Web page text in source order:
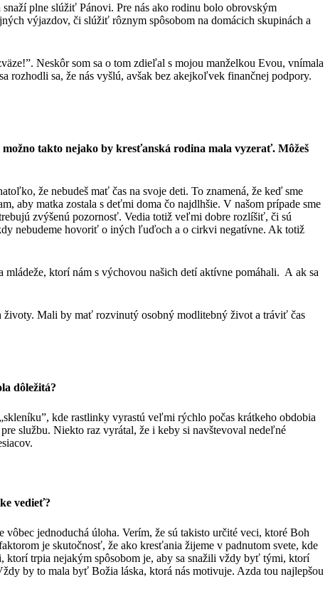
plne slúžiť Pánovi. Pre nás ako rodinu bolo obrovským
výjazdov, či slúžiť rôznym spôsobom na domácich skupinách a
Neskôr som sa o tom zdieľal s mojou manželkou Evou, vnímala
rozhodli sa, že nás vyšlú, avšak bez akejkoľvek finančnej podpory.
takto nejako by kresťanská rodina mala vyzerať. Môžeš
že nebudeš mať čas na svoje deti. To znamená, že keď sme
aby matka zostala s deťmi doma čo najdlhšie. V našom prípade sme
zvýšenú pozornosť. Vedia totiž veľmi dobre rozlíšiť, či sú
nebudeme hovoriť o iných ľuďoch a o cirkvi negatívne. Ak totiž
ktorí nám s výchovou našich detí aktívne pomáhali. A ak sa
Mali by mať rozvinutý osobný modlitebný život a tráviť čas
dôležitá?
kde rastlinky vyrastú veľmi rýchlo počas krátkeho obdobia
službu. Niekto raz vyrátal, že i keby si navštevoval nedeľné
vedieť?
jednoduchá úloha. Verím, že sú takisto určité veci, ktoré Boh
je skutočnosť, že ako kresťania žijeme v padnutom svete, kde
ktorí trpia nejakým spôsobom je, aby sa snažili vždy byť tými, ktorí
by to mala byť Božia láska, ktorá nás motivuje. Azda tou najlepšou